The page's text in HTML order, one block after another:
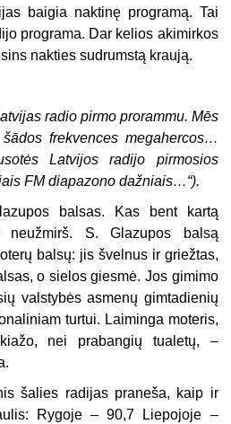
baigia naktinę programą. Tai
programa. Dar kelios akimirkos
nakties sudrumstą kraują.
radio pirmo prorammu. Mēs
frekvences megahercos…
Latvijos radijo pirmosios
FM diapazono dažniais…“).
balsas. Kas bent kartą
S. Glazupos balsą
balsų: jis švelnus ir griežtas,
o sielos giesmė. Jos gimimo
valstybės asmenų gimtadienių
turtui. Laiminga moteris,
nei prabangių tualetų, –
šalies radijas praneša, kaip ir
Rygoje – 90,7 Liepojoje –